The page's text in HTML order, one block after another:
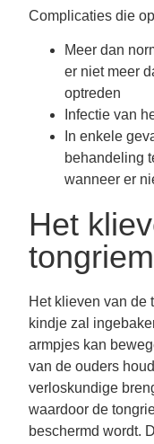
Complicaties die
Meer dan
er niet meer
optreden
Infectie van
In enkele
behandeling
wanneer er
Het
tongriem
Het klieven van de
kindje zal
armpjes kan
van de ouders
verloskundige
waardoor de
beschermd wordt.